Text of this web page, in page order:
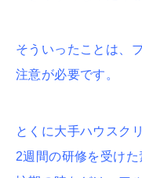
そういったことは、
注意が必要です。
とくに大手ハウスク
2週間の研修を受け